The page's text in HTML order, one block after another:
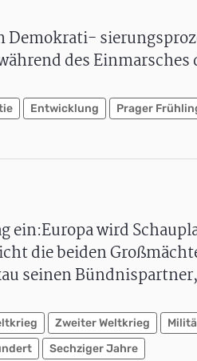
Demokrati-
des Einmarsches
Entwicklung Prager
ein:Europa wird
die beiden
seinen
Zweiter Weltkrieg
Sechziger Jahre